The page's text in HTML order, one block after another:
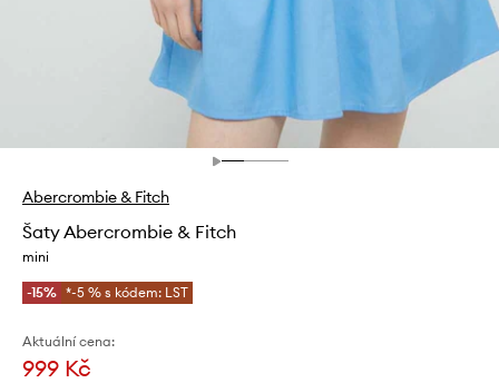
Abercrombie & Fitch
Šaty Abercrombie & Fitch
mini
-15% *-5 % s kódem: LST
Aktuální cena:
999 Kč